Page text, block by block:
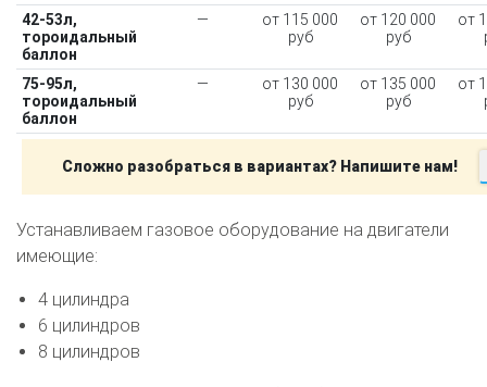
42-53л,
тороидальный
баллон
—
от 115 000
руб
от 120 000
руб
от
75-95л,
тороидальный
баллон
—
от 130 000
руб
от 135 000
руб
от
Сложно разобраться в вариантах? Напишите нам!
Устанавливаем газовое оборудование на двигатели
имеющие:
4 цилиндра
6 цилиндров
8 цилиндров